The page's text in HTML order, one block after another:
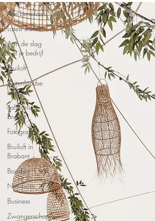
Alle berichten
Latest stories
Aan de slag
met je bedrijf
Bruiloft
Buitenlandse
bruiloft
Italiaanse
bruiloft
Fotografen
Bruiloft in
Brabant
Boudoir
Newborn
Business
Zwangerschap